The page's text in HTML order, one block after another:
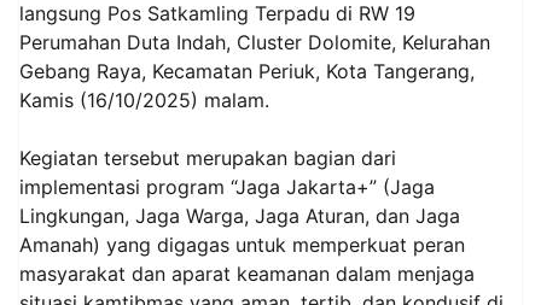
langsung Pos Satkamling Terpadu di RW 19
Perumahan Duta Indah, Cluster Dolomite, Kelurahan
Gebang Raya, Kecamatan Periuk, Kota Tangerang,
Kamis (16/10/2025) malam.
Kegiatan tersebut merupakan bagian dari
implementasi program “Jaga Jakarta+” (Jaga
Lingkungan, Jaga Warga, Jaga Aturan, dan Jaga
Amanah) yang digagas untuk memperkuat peran
masyarakat dan aparat keamanan dalam menjaga